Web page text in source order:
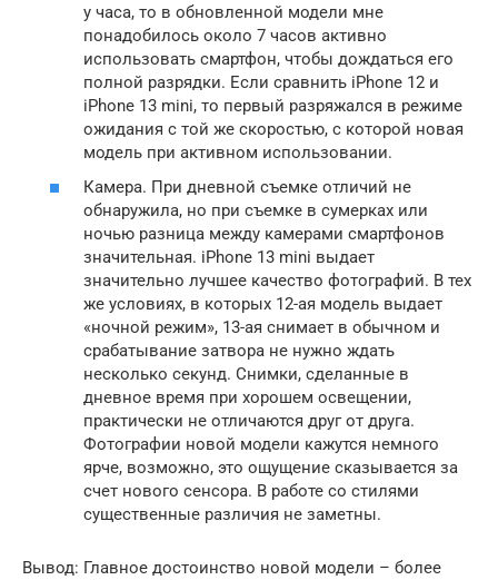
у часа, то в обновленной модели мне
понадобилось около 7 часов активно
использовать смартфон, чтобы дождаться его
полной разрядки. Если сравнить iPhone 12 и
iPhone 13 mini, то первый разряжался в режиме
ожидания с той же скоростью, с которой новая
модель при активном использовании.
Камера. При дневной съемке отличий не
обнаружила, но при съемке в сумерках или
ночью разница между камерами смартфонов
значительная. iPhone 13 mini выдает
значительно лучшее качество фотографий. В тех
же условиях, в которых 12-ая модель выдает
«ночной режим», 13-ая снимает в обычном и
срабатывание затвора не нужно ждать
несколько секунд. Снимки, сделанные в
дневное время при хорошем освещении,
практически не отличаются друг от друга.
Фотографии новой модели кажутся немного
ярче, возможно, это ощущение сказывается за
счет нового сенсора. В работе со стилями
существенные различия не заметны.
Вывод: Главное достоинство новой модели – более